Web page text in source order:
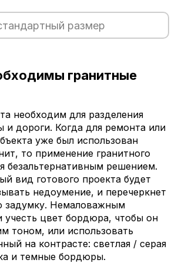
размер
гранитные
необходим для разделения
и дороги. Когда для ремонта или
уже был использован
то применение гранитного
безальтернативным решением.
вид готового проекта будет
недоумение, и перечеркнет
задумку. Немаловажным
учесть цвет бордюра, чтобы он
тоном, или использовать
на контрасте: светлая / серая
и темные бордюры.